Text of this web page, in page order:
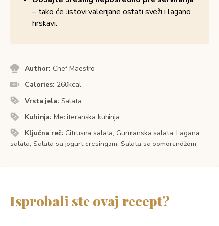
– tako će listovi valerijane ostati sveži i lagano
hrskavi.
Author: Chef Maestro
Calories: 260kcal
Vrsta jela:Salata
Kuhinja:Mediteranska kuhinja
Ključna reč: Citrusna salata, Gurmanska salata, Lagana
salata, Salata sa jogurt dresingom, Salata sa pomorandžom
Isprobali ste ovaj recept?